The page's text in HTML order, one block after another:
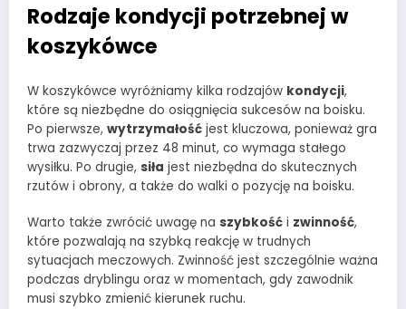
Rodzaje kondycji potrzebnej w
koszykówce
W koszykówce wyróżniamy kilka rodzajów kondycji,
które są niezbędne do osiągnięcia sukcesów na boisku.
Po pierwsze, wytrzymałość jest kluczowa, ponieważ gra
trwa zazwyczaj przez 48 minut, co wymaga stałego
wysiłku. Po drugie, siła jest niezbędna do skutecznych
rzutów i obrony, a także do walki o pozycję na boisku.
Warto także zwrócić uwagę na szybkość i zwinność,
które pozwalają na szybką reakcję w trudnych
sytuacjach meczowych. Zwinność jest szczególnie ważna
podczas dryblingu oraz w momentach, gdy zawodnik
musi szybko zmienić kierunek ruchu.